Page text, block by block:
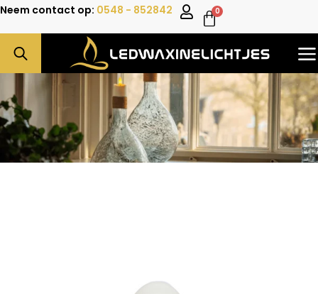
Neem contact op: 0548 - 852842 0